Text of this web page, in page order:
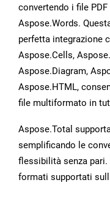
convertendo i file
Aspose.Words.
perfetta integrazione
Aspose.Cells,
Aspose.Diagram,
Aspose.HTML,
file multiformato in
Aspose.Total
semplificando le
flessibilità senza pari.
formati supportati